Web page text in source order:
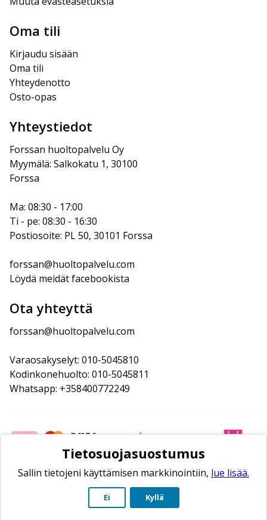
Oma tili
Kirjaudu sisään
Oma tili
Yhteydenotto
Osto-opas
Yhteystiedot
Forssan huoltopalvelu Oy
Myymälä: Salkokatu 1, 30100
Forssa
Ma: 08:30 - 17:00
Ti - pe: 08:30 - 16:30
Postiosoite: PL 50, 30101 Forssa
forssan@huoltopalvelu.com
Löydä meidät facebookista
Ota yhteyttä
forssan@huoltopalvelu.com
Varaosakyselyt: 010-5045810
Kodinkonehuolto: 010-5045811
Whatsapp: +358400772249
Tietosuojasuostumus
Sallin tietojeni käyttämisen markkinointiin, lue lisää.
Ei Kyllä